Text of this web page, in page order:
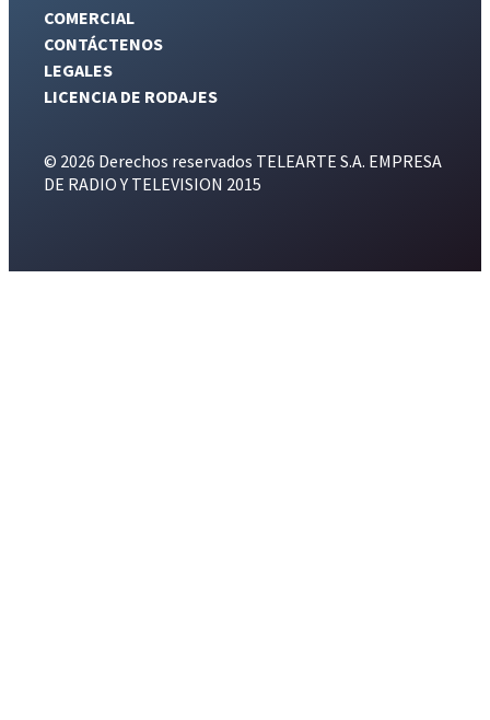
COMERCIAL
CONTÁCTENOS
LEGALES
LICENCIA DE RODAJES
© 2026 Derechos reservados TELEARTE S.A. EMPRESA
DE RADIO Y TELEVISION 2015